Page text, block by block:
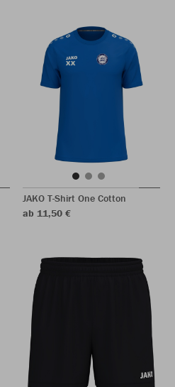
JAKO T-Shirt One Cotton
ab 11,50 €